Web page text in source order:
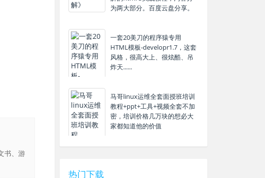
书、游
为两大部分。百度云盘分享。
一套20美刀的程序猿专用
HTML模板-developr1.7，这套
风格，很高大上、很炫酷、吊
炸天......
马哥linux运维全套面授班培训
教程+ppt+工具+视频全套不加
密，培训价格几万块的想必大
家都知道他的价值
热门下载